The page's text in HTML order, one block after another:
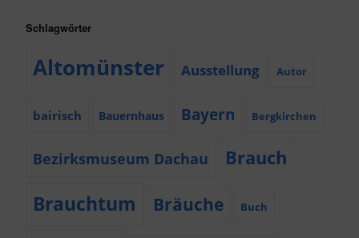
Schlagwörter
Altomünster Ausstellung Autor
bairisch Bauernhaus Bayern Bergkirchen
Bezirksmuseum Dachau Brauch
Brauchtum Bräuche Buch